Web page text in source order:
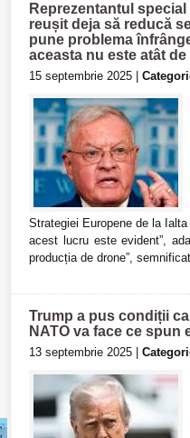
Reprezentantul
reușit deja să reducă
pune problema
aceasta nu este atât
15 septembrie 2025 |
Strategiei Europene de la
acest lucru este evident”,
producția de drone”,
Trump a pus condiții
NATO va face ce spun
13 septembrie 2025 |